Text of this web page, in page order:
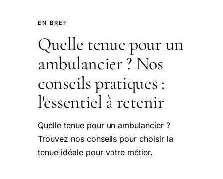
EN BREF
Quelle tenue pour un
ambulancier ? Nos
conseils pratiques :
l'essentiel à retenir
Quelle tenue pour un ambulancier ?
Trouvez nos conseils pour choisir la
tenue idéale pour votre métier.